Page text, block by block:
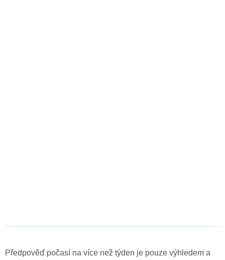
Předpověď počasí na více než týden je pouze výhledem a